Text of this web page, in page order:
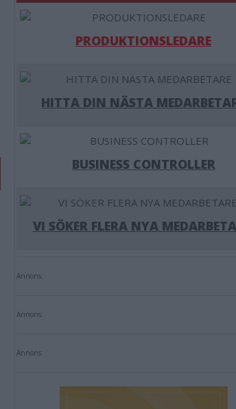
PRODUKTIONSLEDARE
HITTA DIN NÄSTA
BUSINESS CONTROLLER
VI SÖKER FLERA NYA
Annons:
Annons:
Annons: